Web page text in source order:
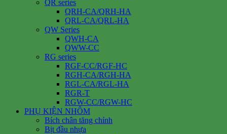
QR series
QRH-CA/QRH-HA
QRL-CA/QRL-HA
QW Series
QWH-CA
QWW-CC
RG series
RGF-CC/RGF-HC
RGH-CA/RGH-HA
RGL-CA/RGL-HA
RGR-T
RGW-CC/RGW-HC
PHỤ KIỆN NHÔM
Bích chân tăng chỉnh
Bịt đầu nhựa